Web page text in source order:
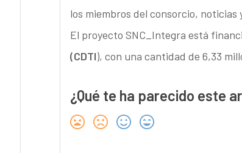
los miembros del consorcio,
El proyecto SNC_Integra está
(CDTI), con una cantidad de 6,33
¿Qué te ha parecido este